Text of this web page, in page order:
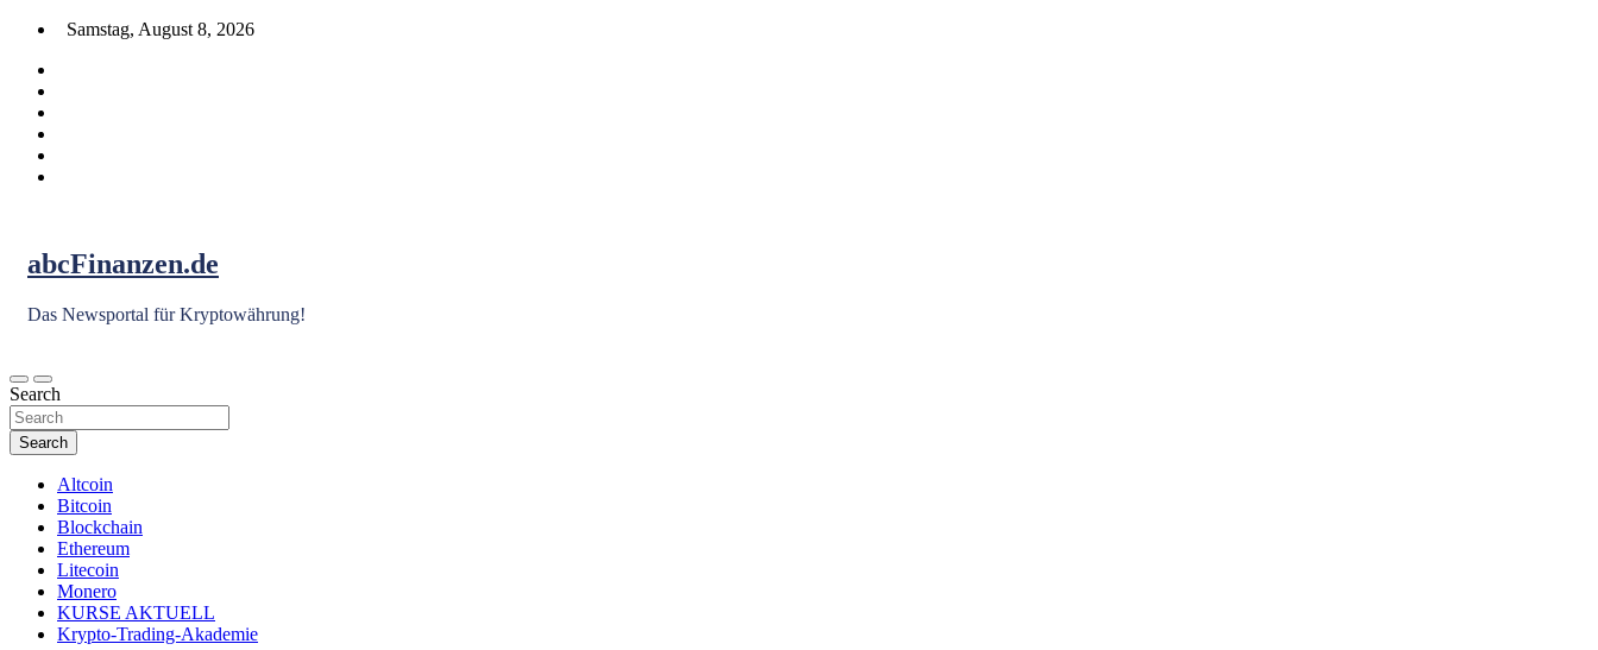
Skip
content
Samstag, August 8, 2026
abcFinanzen.de
Das Newsportal für Kryptowährung!
Search
Search
Altcoin
Bitcoin
Blockchain
Ethereum
Litecoin
Monero
KURSE AKTUELL
Krypto-Trading-Akademie